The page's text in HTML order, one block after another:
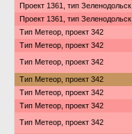
Проект 1361, тип Зеленодольск
Проект 1361, тип Зеленодольск
Тип Метеор, проект 342
Тип Метеор, проект 342
Тип Метеор, проект 342
Тип Метеор, проект 342
Тип Метеор, проект 342
Тип Метеор, проект 342
Тип Метеор, проект 342